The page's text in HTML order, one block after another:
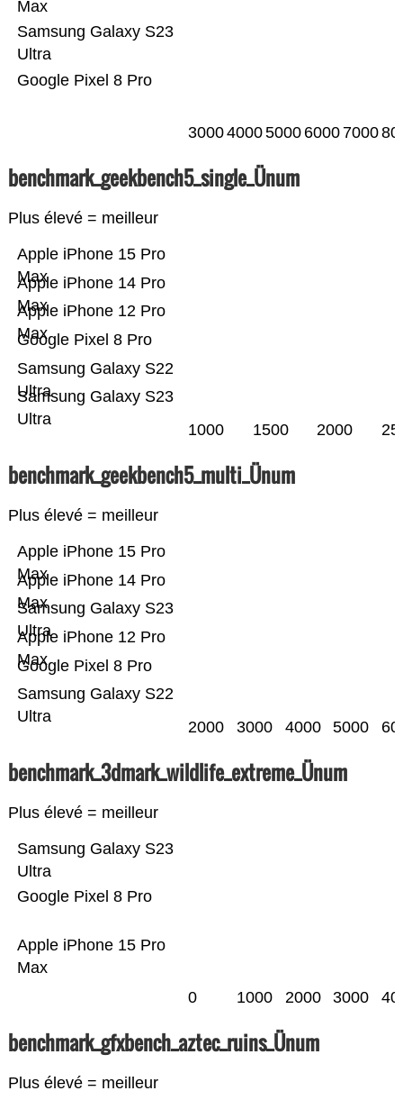
Google Pixel 8 Pro
Samsung Galaxy S23
Ultra
Max
300040005000 6000 7000
benchmark_geekbench5_single_Ünum
Plus élevé = meilleur
Samsung Galaxy S23
Ultra
Samsung Galaxy S22
Ultra
Google Pixel 8 Pro
Apple iPhone 12 Pro
Max
Apple iPhone 14 Pro
Max
Apple iPhone 15 Pro
Max
1000 1500 2000
benchmark_geekbench5_multi_Ünum
Plus élevé = meilleur
Samsung Galaxy S22
Ultra
Google Pixel 8 Pro
Apple iPhone 12 Pro
Max
Samsung Galaxy S23
Ultra
Apple iPhone 14 Pro
Max
Apple iPhone 15 Pro
Max
2000 3000 4000 5000
benchmark_3dmark_wildlife_extreme_Ünum
Plus élevé = meilleur
Apple iPhone 15 Pro
Max
Google Pixel 8 Pro
Samsung Galaxy S23
Ultra
0 1000 2000 3000
benchmark_gfxbench_aztec_ruins_Ünum
Plus élevé = meilleur